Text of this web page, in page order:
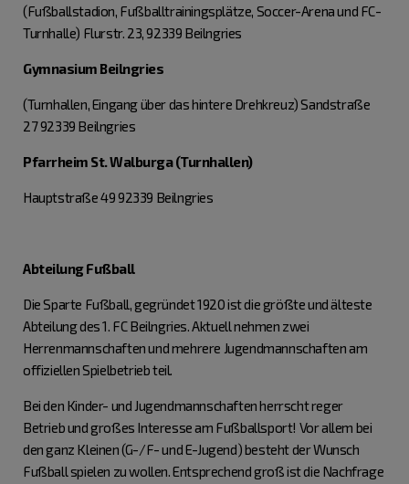
(Fußballstadion, Fußballtrainingsplätze, Soccer-Arena und FC-
Turnhalle) Flurstr. 23, 92339 Beilngries
Gymnasium Beilngries
(Turnhallen, Eingang über das hintere Drehkreuz) Sandstraße
27 92339 Beilngries
Pfarrheim St. Walburga (Turnhallen)
Hauptstraße 49 92339 Beilngries
Abteilung Fußball
Die Sparte Fußball, gegründet 1920 ist die größte und älteste
Abteilung des 1. FC Beilngries. Aktuell nehmen zwei
Herrenmannschaften und mehrere Jugendmannschaften am
offiziellen Spielbetrieb teil.
Bei den Kinder- und Jugendmannschaften herrscht reger
Betrieb und großes Interesse am Fußballsport! Vor allem bei
den ganz Kleinen (G-/F- und E-Jugend) besteht der Wunsch
Fußball spielen zu wollen. Entsprechend groß ist die Nachfrage